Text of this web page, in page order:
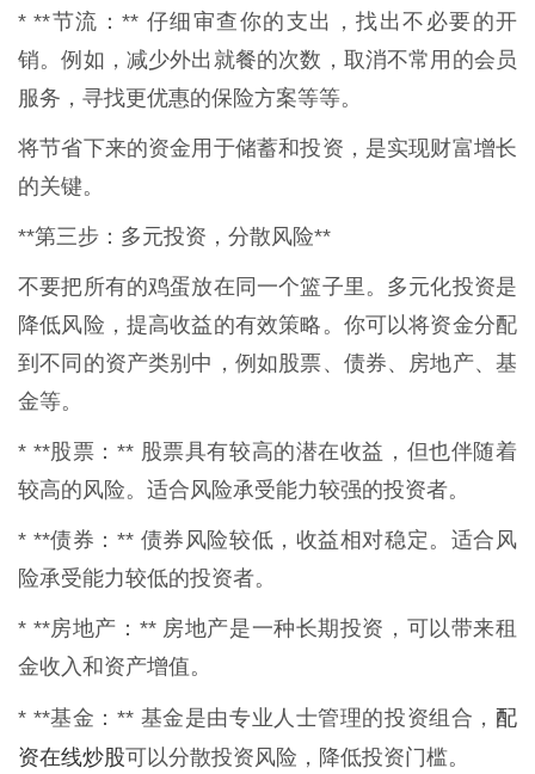
* **节流：** 仔细审查你的支出，找出不必要的开
销。例如，减少外出就餐的次数，取消不常用的会员
服务，寻找更优惠的保险方案等等。
将节省下来的资金用于储蓄和投资，是实现财富增长
的关键。
**第三步：多元投资，分散风险**
不要把所有的鸡蛋放在同一个篮子里。多元化投资是
降低风险，提高收益的有效策略。你可以将资金分配
到不同的资产类别中，例如股票、债券、房地产、基
金等。
* **股票：** 股票具有较高的潜在收益，但也伴随着
较高的风险。适合风险承受能力较强的投资者。
* **债券：** 债券风险较低，收益相对稳定。适合风
险承受能力较低的投资者。
* **房地产：** 房地产是一种长期投资，可以带来租
金收入和资产增值。
* **基金：** 基金是由专业人士管理的投资组合， 配
资在线炒股可以分散投资风险，降低投资门槛。